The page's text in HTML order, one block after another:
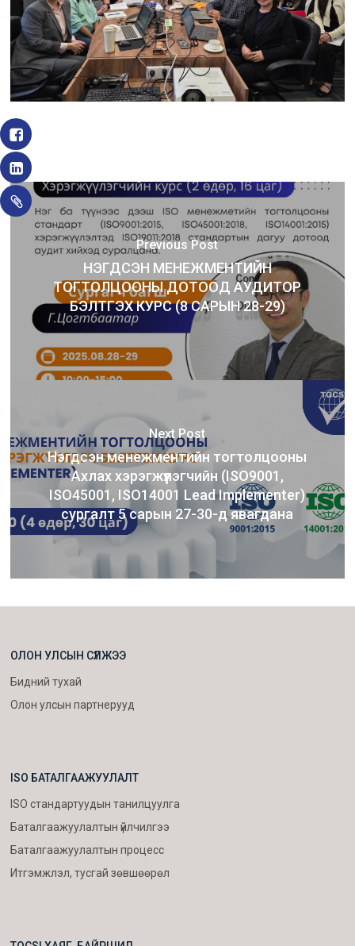
Previous Post
НЭГДСЭН МЕНЕЖМЕНТИЙН
ТОГТОЛЦООНЫ ДОТООД АУДИТОР
БЭЛТГЭХ КУРС (8 САРЫН 28-29)
Next Post
Нэгдсэн менежментийн тогтолцооны
Ахлах хэрэгжүүлэгчийн (ISO9001,
ISO45001, ISO14001 Lead Implementer)
сургалт 5 сарын 27-30-д явагдана
ОЛОН УЛСЫН СҮЛЖЭЭ
Бидний тухай
Олон улсын партнерууд
ISO БАТАЛГААЖУУЛАЛТ
ISO стандартуудын танилцуулга
Баталгаажуулалтын үйлчилгээ
Баталгаажуулалтын процесс
Итгэмжлэл, тусгай зөвшөөрөл